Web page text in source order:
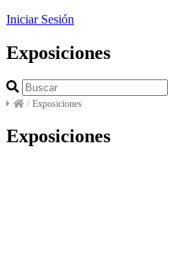
Iniciar Sesión
Exposiciones
/ Exposiciones
Exposiciones